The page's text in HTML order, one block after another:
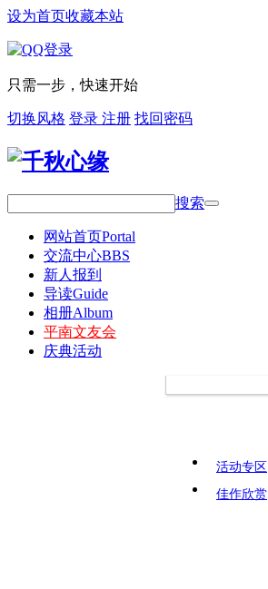
设为首页收藏本站
只需一步，快速开始
切换风格 登录 注册 找回密码
搜索
网站首页Portal
交流中心BBS
新人报到
导读Guide
相册Album
平南文友会
庆典活动
活动专区
佳作欣赏